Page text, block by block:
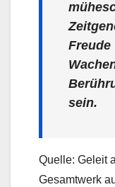
sein.
Quelle: Geleit
Gesamtwerk